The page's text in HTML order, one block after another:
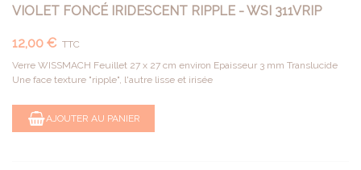
VIOLET FONCÉ IRIDESCENT RIPPLE - WSI 311VRIP
12,00 € TTC
Verre WISSMACH Feuillet 27 x 27 cm environ Epaisseur 3 mm Translucide
Une face texture "ripple", l'autre lisse et irisée
AJOUTER AU PANIER